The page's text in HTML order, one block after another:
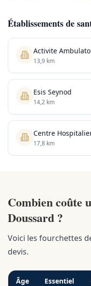
Établissements de
Activite
13,9 km
Esis Seynod
14,2 km
Centre
17,8 km
Combien coûte
Doussard ?
Voici les fourchettes
devis.
Âge Essentiel